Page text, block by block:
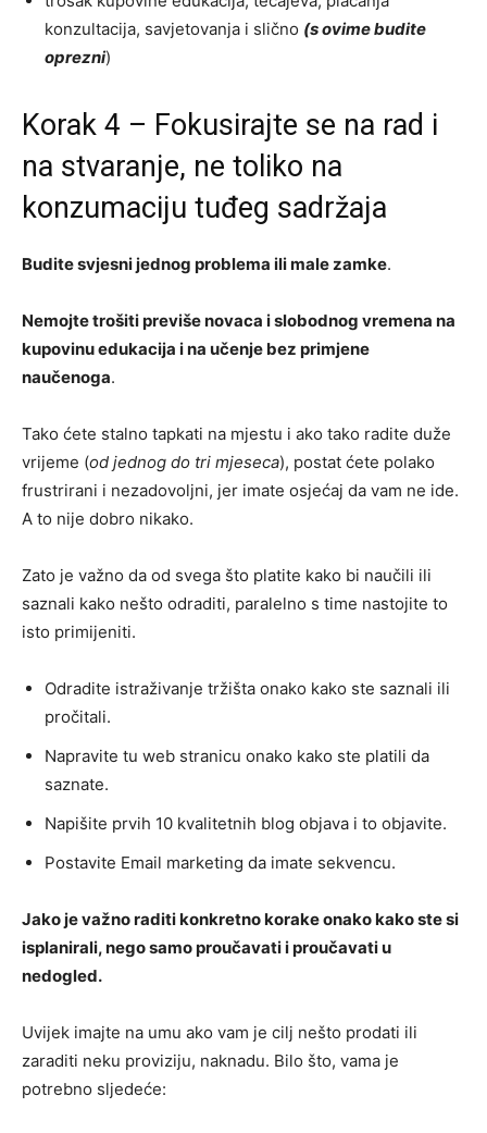
konzultacija, savjetovanja i slično (s ovime budite
oprezni)
Korak 4 – Fokusirajte se na rad i
na stvaranje, ne toliko na
konzumaciju tuđeg sadržaja
Budite svjesni jednog problema ili male zamke.
Nemojte trošiti previše novaca i slobodnog vremena na
kupovinu edukacija i na učenje bez primjene
naučenoga.
Tako ćete stalno tapkati na mjestu i ako tako radite duže
vrijeme (od jednog do tri mjeseca), postat ćete polako
frustrirani i nezadovoljni, jer imate osjećaj da vam ne ide.
A to nije dobro nikako.
Zato je važno da od svega što platite kako bi naučili ili
saznali kako nešto odraditi, paralelno s time nastojite to
isto primijeniti.
Odradite istraživanje tržišta onako kako ste saznali ili
pročitali.
Napravite tu web stranicu onako kako ste platili da
saznate.
Napišite prvih 10 kvalitetnih blog objava i to objavite.
Postavite Email marketing da imate sekvencu.
Jako je važno raditi konkretno korake onako kako ste si
isplanirali, nego samo proučavati i proučavati u
nedogled.
Uvijek imajte na umu ako vam je cilj nešto prodati ili
zaraditi neku proviziju, naknadu. Bilo što, vama je
potrebno sljedeće: